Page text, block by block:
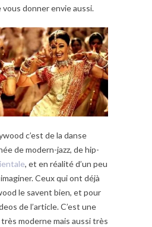
donner envie aussi.
c’est de la danse
de modern-jazz, de hip-
, et en réalité d’un peu
Ceux qui ont déjà
le savent bien, et pour
de l’article. C’est une
moderne mais aussi très